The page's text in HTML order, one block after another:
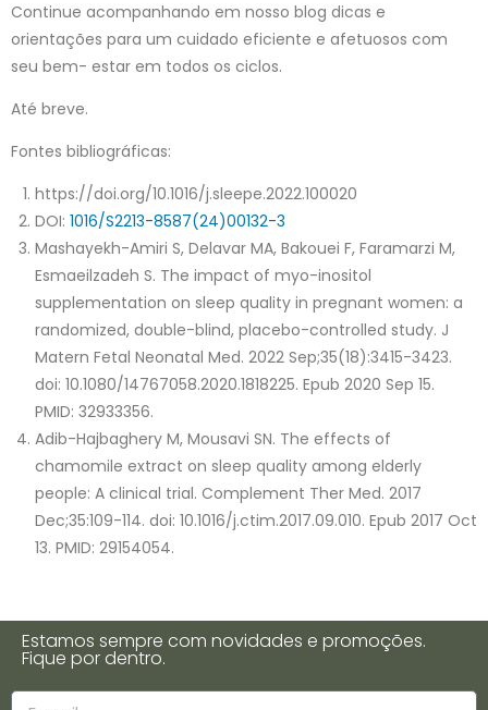
Continue acompanhando em nosso blog dicas e
orientações para um cuidado eficiente e afetuosos com
seu bem- estar em todos os ciclos.
Até breve.
Fontes bibliográficas:
https://doi.org/10.1016/j.sleepe.2022.100020
DOI: 1016/S2213-8587(24)00132-3
Mashayekh-Amiri S, Delavar MA, Bakouei F, Faramarzi M,
Esmaeilzadeh S. The impact of myo-inositol
supplementation on sleep quality in pregnant women: a
randomized, double-blind, placebo-controlled study. J
Matern Fetal Neonatal Med. 2022 Sep;35(18):3415-3423.
doi: 10.1080/14767058.2020.1818225. Epub 2020 Sep 15.
PMID: 32933356.
Adib-Hajbaghery M, Mousavi SN. The effects of
chamomile extract on sleep quality among elderly
people: A clinical trial. Complement Ther Med. 2017
Dec;35:109-114. doi: 10.1016/j.ctim.2017.09.010. Epub 2017 Oct
13. PMID: 29154054.
Estamos sempre com novidades e promoções.
Fique por dentro.